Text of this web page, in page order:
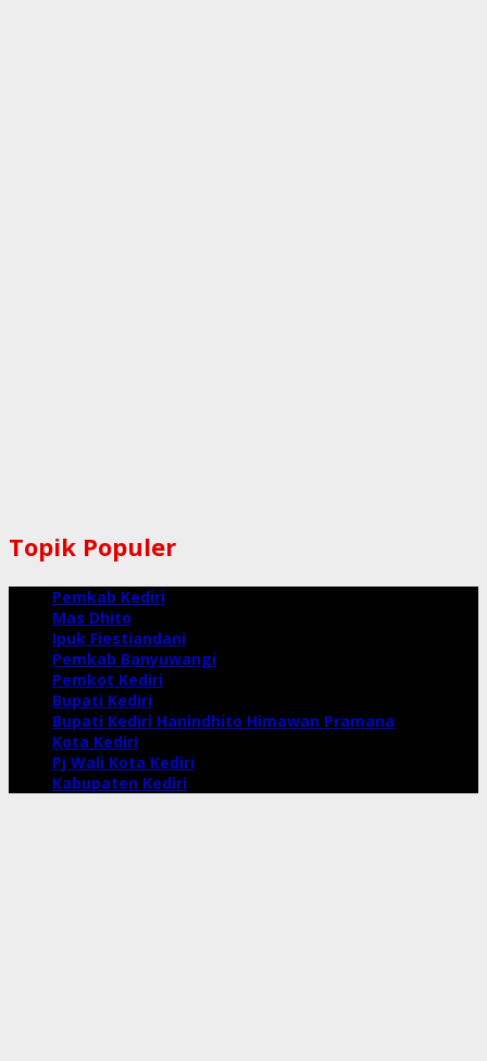
Topik Populer
Pemkab Kediri
Mas Dhito
Ipuk Fiestiandani
Pemkab Banyuwangi
Pemkot Kediri
Bupati Kediri
Bupati Kediri Hanindhito Himawan Pramana
Kota Kediri
Pj Wali Kota Kediri
Kabupaten Kediri